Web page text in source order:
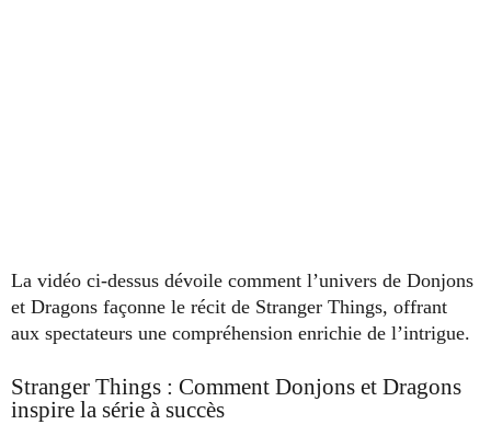
La vidéo ci-dessus dévoile comment l’univers de Donjons
et Dragons façonne le récit de Stranger Things, offrant
aux spectateurs une compréhension enrichie de l’intrigue.
Stranger Things : Comment Donjons et Dragons
inspire la série à succès